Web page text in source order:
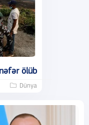
ölüb
Dünya